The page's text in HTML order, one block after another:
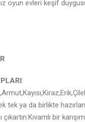
oyun evleri keşif
:
tek ya da birlikte
çıkartın.Kıvamlı bir